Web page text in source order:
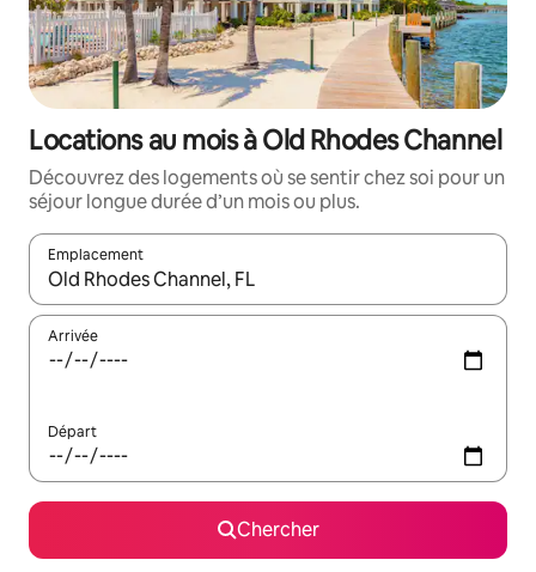
Locations au mois à Old Rhodes Channel
Découvrez des logements où se sentir chez soi pour un
séjour longue durée d’un mois ou plus.
Emplacement
Quand les résultats sont affichés, parcourez-les en utilisant
Arrivée
Départ
Chercher